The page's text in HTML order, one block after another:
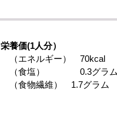
栄養価(1人分）
（エネルギー） 70kcal
（食塩） 0.3グラ
（食物繊維） 1.7グラム